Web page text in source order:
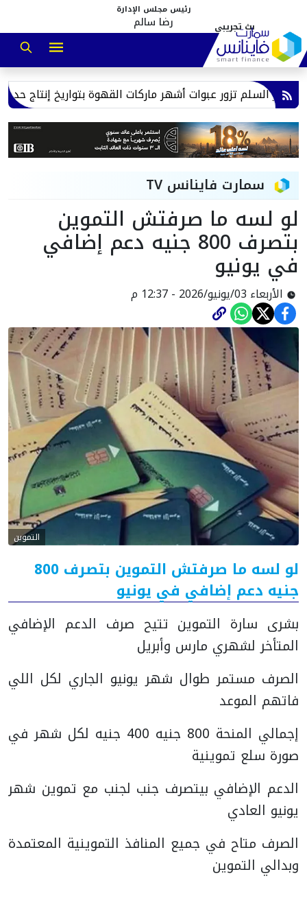
رئيس مجلس الإدارة
رضا سالم
السلم تزور عبوات أشهر ماركات القهوة بتواريخ إنتاج حديثة
سمارت فاينانس TV
لو لسه ما صرفتش التموين
بتصرف 800 جنيه دعم إضافي
في يونيو
الأربعاء 03/يونيو/2026 - 12:37 م
التموين
لو لسه ما صرفتش التموين بتصرف 800
جنيه دعم إضافي في يونيو
بشرى سارة التموين تتيح صرف الدعم الإضافي
المتأخر لشهري مارس وأبريل
الصرف مستمر طوال شهر يونيو الجاري لكل اللي
فاتهم الموعد
إجمالي المنحة 800 جنيه 400 جنيه لكل شهر في
صورة سلع تموينية
الدعم الإضافي بيتصرف جنب لجنب مع تموين شهر
يونيو العادي
الصرف متاح في جميع المنافذ التموينية المعتمدة
وبدالي التموين